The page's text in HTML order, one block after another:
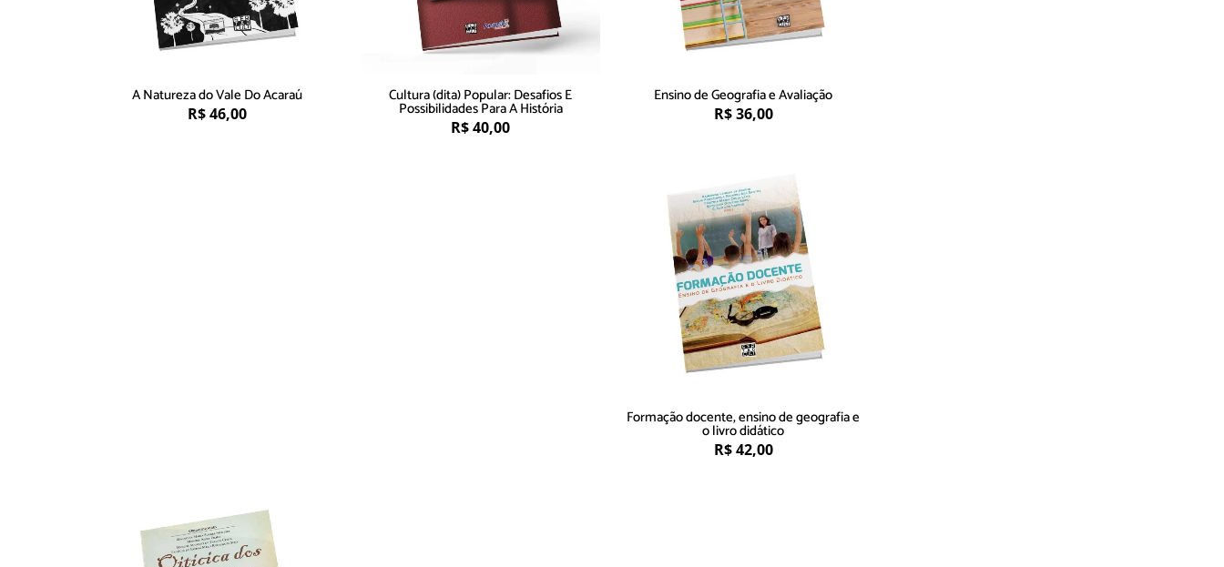
A Natureza do Vale Do Acaraú
R$46,00
Cultura (dita) Popular: Desafios E
Possibilidades Para A História
R$40,00
Ensino de Geografia e Avaliação
R$36,00
Formação docente, ensino de geografia e
o livro didático
R$42,00